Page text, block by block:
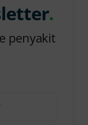
.
penyakit